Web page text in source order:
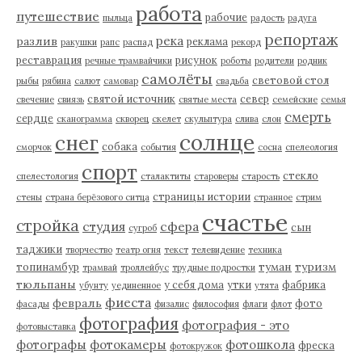
путешествие пыльца работа рабочие радость радуга
разлив ракушки рапс распад река реклама рекорд репортаж
реставрация речные трамвайчики рисунок роботы родители родник
рыбы рябина салют самовар самолёты свадьба световой стол
свечение свиязь святой источник святые места север семейские семья
сердце сканограмма скворец скелет скульптура слива слон смерть
сморчок снег собака события солнце сосна спелеология
спелестология спорт сталактиты староверы старость стекло
стены страна берёзового ситца страницы истории странное стрим
стройка студия сугроб сфера счастье сын
таджики творчество театр огня текст телевидение техника
топинамбур трамвай троллейбус трудные подростки туман туризм
тюльпаны убунту уединенное у себя дома утки утята фабрика
фасады февраль фиеста физалис философия флаги флот фото
фотовыставка фотография фотография - это
фотографы фотокамеры фотокружок фотошкола фреска